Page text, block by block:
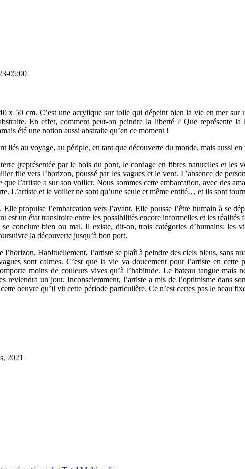
05:00
x 50 cm. C’est une acrylique sur toile qui dépeint bien la vie en mer
En effet, comment peut-on peindre la liberté ? Que représente
été une notion aussi abstraite qu’en ce moment !
liés au voyage, au périple, en tant que découverte du monde, mais aussi
(représentée par le bois du pont, le cordage en fibres naturelles et les
file vers l’horizon, poussé par les vagues et le vent. L’absence de
l’artiste a sur son voilier. Nous sommes cette embarcation, avec des
L’artiste et le voilier ne sont qu’une seule et même entité… et ils sont
propulse l’embarcation vers l’avant. Elle pousse l’être humain à se
est un état transitoire entre les possibilités encore informelles et les
conclure bien ou mal. Il existe, dit-on, trois catégories d’humains: les
la découverte jusqu’à bon port.
l’horizon. Habituellement, l’artiste se plaît à peindre des ciels bleus, sans
sont calmes. C’est que la vie va doucement pour l’artiste en
moins de couleurs vives qu’à l’habitude. Le bateau tangue mais
reviendra un jour. Inconsciemment, l’artiste a mis de l’optimisme dans
oeuvre qu’il vit cette période particulière. Ce n’est certes pas le beau
2021